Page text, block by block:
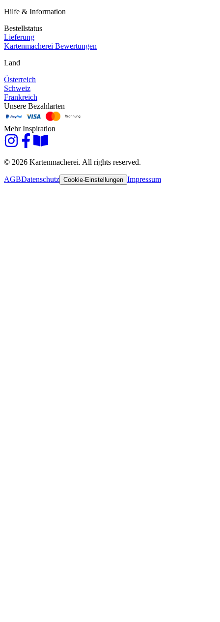
Hilfe & Information
Bestellstatus
Lieferung
Kartenmacherei Bewertungen
Land
Österreich
Schweiz
Frankreich
Unsere Bezahlarten
Mehr Inspiration
© 2026 Kartenmacherei. All rights reserved.
AGBDatenschutz Cookie-Einstellungen Impressum